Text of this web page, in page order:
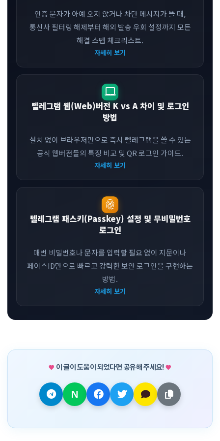
인증 문자가 아예 오지 않거나 차단 메시지가 뜰 때,
통신사 필터링 해제부터 해외 발송 우회 설정까지 모든
해결 스텝 체크리스트.
자세히 보기
laptop_mac
텔레그램 웹(Web)버전 K vs A 차이 및 로그인
방법
설치 없이 브라우저만으로 즉시 텔레그램을 쓸 수 있는
공식 웹버전들의 특징 비교 및 QR 로그인 가이드.
자세히 보기
fingerprint
텔레그램 패스키(Passkey) 설정 및 무비밀번호
로그인
매번 비밀번호나 문자를 입력할 필요 없이 지문이나
페이스ID만으로 빠르고 강력한 보안 로그인을 구현하는
방법.
자세히 보기
이 글이 도움이 되었다면 공유해 주세요!